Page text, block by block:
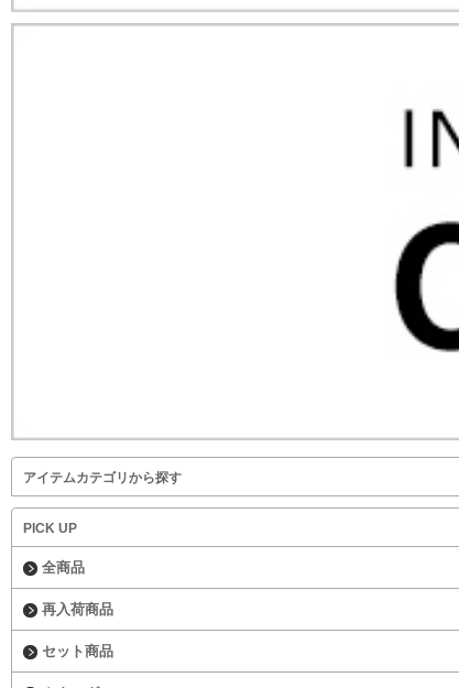
アイテムカテゴリから探す
PICK UP
全商品
再入荷商品
セット商品